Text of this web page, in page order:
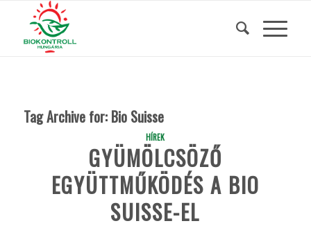
Tag Archive for: Bio Suisse
HÍREK
GYÜMÖLCSÖZŐ
EGYÜTTMŰKÖDÉS A BIO
SUISSE-EL